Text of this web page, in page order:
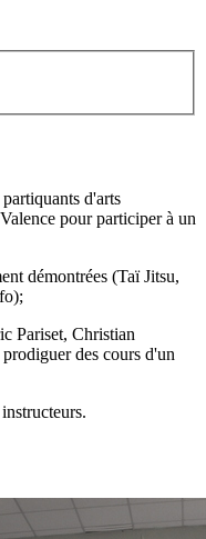
d'arts
pour participer à un
démontrées (Taï Jitsu,
Pariset, Christian
des cours d'un